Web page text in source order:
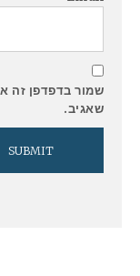
שמור בדפדפן זה
שאגיב.